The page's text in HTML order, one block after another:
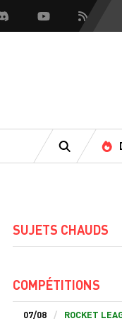
YoutubeFlux RSS
RECHERCHE
SUJETS CHAUDS
COMPÉTITIONS
07/08 ROCKET